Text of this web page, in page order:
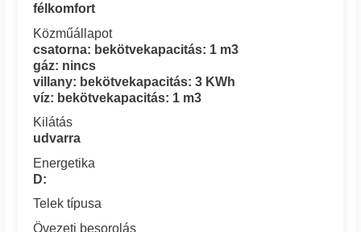
félkomfort
Közműállapot
csatorna: bekötvekapacitás: 1 m3
gáz: nincs
villany: bekötvekapacitás: 3 KWh
víz: bekötvekapacitás: 1 m3
Kilátás
udvarra
Energetika
D:
Telek típusa
Övezeti besorolás